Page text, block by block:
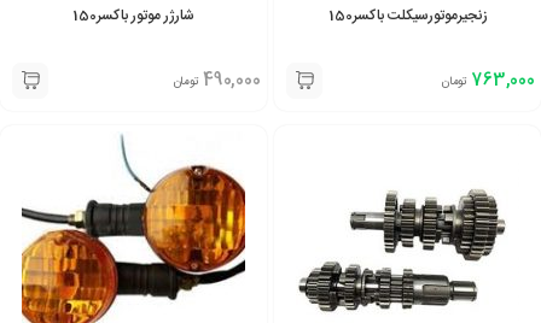
زنجیرموتورسیکلت باکسر150
763,000 تومان
شارژر موتور باکسر150
490,000 تومان